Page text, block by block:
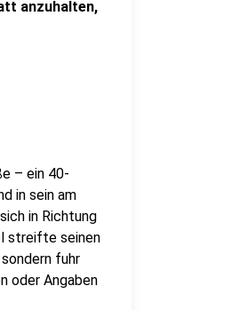
anzuhalten,
– ein 40-
in sein am
in Richtung
streifte seinen
fuhr
oder Angaben